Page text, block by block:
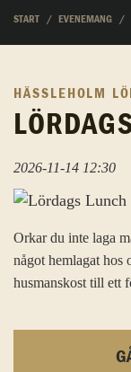
START EVENEMANG
HÄSSLEHOLM
2026-11-14 12:30
Orkar du inte laga
något hemlagat hos
husmanskost till ett